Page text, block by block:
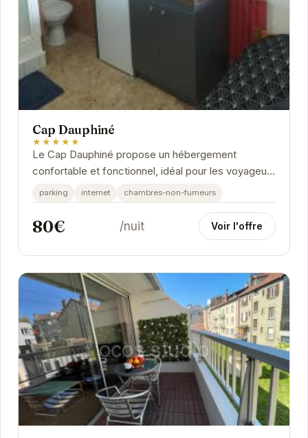
Cap Dauphiné
★★★★★
Le Cap Dauphiné propose un hébergement
confortable et fonctionnel, idéal pour les voyageurs
d'affaires ou de loisirs. Sa situation géographique...
parking internet chambres-non-fumeurs
80€ /nuit Voir l'offre